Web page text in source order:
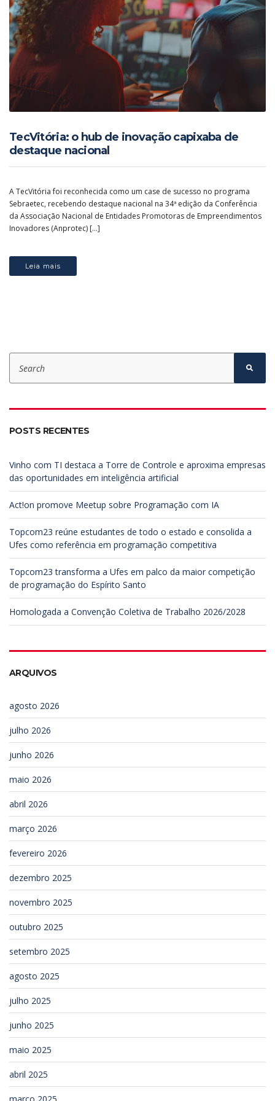
TecVitória: o hub de inovação capixaba de
destaque nacional
A TecVitória foi reconhecida como um case de sucesso no programa
Sebraetec, recebendo destaque nacional na 34ª edição da Conferência
da Associação Nacional de Entidades Promotoras de Empreendimentos
Inovadores (Anprotec) […]
Leia mais
S
a
h
o
a
POSTS RECENTES
Vinho com TI destaca a Torre de Controle e aproxima empresas
das oportunidades em inteligência artificial
Act!on promove Meetup sobre Programação com IA
Topcom23 reúne estudantes de todo o estado e consolida a
Ufes como referência em programação competitiva
Topcom23 transforma a Ufes em palco da maior competição
de programação do Espírito Santo
Homologada a Convenção Coletiva de Trabalho 2026/2028
ARQUIVOS
agosto 2026
julho 2026
junho 2026
maio 2026
abril 2026
março 2026
fevereiro 2026
dezembro 2025
novembro 2025
outubro 2025
setembro 2025
agosto 2025
julho 2025
junho 2025
maio 2025
abril 2025